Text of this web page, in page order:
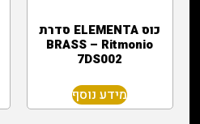
כוס ELEMENTA סדרת
BRASS – Ritmonio
7DS002
מידע נוסף